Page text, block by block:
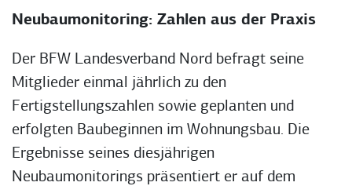
Neubaumonitoring: Zahlen aus der Praxis
Der BFW Landesverband Nord befragt seine
Mitglieder einmal jährlich zu den
Fertigstellungszahlen sowie geplanten und
erfolgten Baubeginnen im Wohnungsbau. Die
Ergebnisse seines diesjährigen
Neubaumonitorings präsentiert er auf dem